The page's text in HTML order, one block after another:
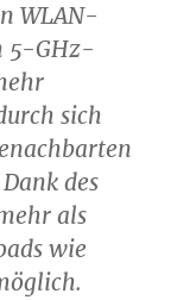
WLAN-
5-GHz-
sich
des
als
wie